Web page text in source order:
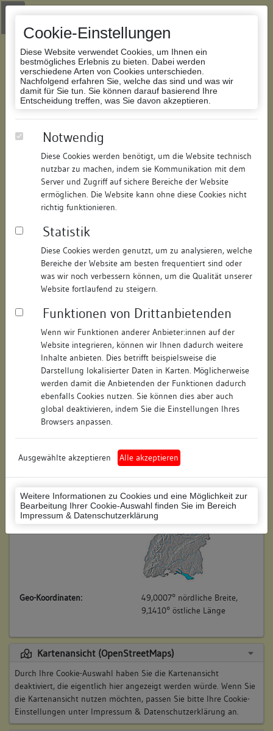
Cookie-Einstellungen
Diese Website verwendet Cookies, um Ihnen ein
bestmögliches Erlebnis zu bieten. Dabei werden
verschiedene Arten von Cookies unterschieden.
Nachfolgend erfahren Sie, welche das sind und was wir
damit für Sie tun. Sie können darauf basierend Ihre
Entscheidung treffen, was Sie davon akzeptieren.
Notwendig
Diese Cookies werden benötigt, um die Website technisch
nutzbar zu machen, indem sie Kommunikation mit dem
Server und Zugriff auf sichere Bereiche der Website
ermöglichen. Die Website kann ohne diese Cookies nicht
richtig funktionieren.
Statistik
Diese Cookies werden genutzt, um zu analysieren, welche
Bereiche der Website am besten frequentiert sind oder
was wir noch verbessern können, um die Qualität unserer
Website fortlaufend zu steigern.
Funktionen von Drittanbietenden
Wenn wir Funktionen anderer Anbieter:innen auf der
Website integrieren, können wir Ihnen dadurch weitere
Inhalte anbieten. Dies betrifft beispielsweise die
Darstellung lokalisierter Daten in Karten. Möglicherweise
werden damit die Anbietenden der Funktionen dadurch
ebenfalls Cookies nutzen. Sie können dies aber auch
global deaktivieren, indem Sie die Einstellungen Ihres
Browsers anpassen.
Ausgewählte akzeptieren Alle akzeptieren
Weitere Informationen zu Cookies und eine Möglichkeit zur
Bearbeitung Ihrer Cookie-Auswahl finden Sie im Bereich
Impressum & Datenschutzerklärung
Zur Navigation springen
Zum Inhalt der Website springen
Datenbank Bauforschung/Restaurierung
178964518116/Datum:04.05.2016
Datenbestand:
Bauforschung und Restaurierung
Als PDF herunterladen:
Objektdaten
Straße: Entengasse
Hausnummer: 11
Postleitzahl: 74354
Stadt-Teilort: Besigheim
Regierungsbezirk: Stuttgart
Ludwigsburg (Landkreis)
Wohnplatzschlüssel: 8118007001
Flurstücknummer: keine
Historischer Straßenname: keiner
Lage des Wohnplatzes:
Geo-Koordinaten:
49,0007° nördliche Breite,
9,1410° östliche Länge
Kartenansicht (OpenStreetMaps)
Durch Ihre Cookie-Auswahl haben Sie die Kartenansicht
deaktiviert, die eigentlich hier angezeigt werden würde. Wenn Sie
die Kartenansicht nutzen möchten, passen Sie bitte Ihre Cookie-
Einstellungen unter Impressum & Datenschutzerklärung an.